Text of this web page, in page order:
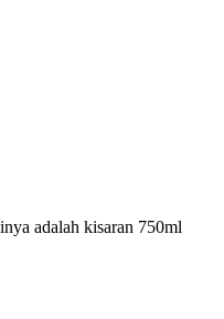
adalah kisaran 750ml